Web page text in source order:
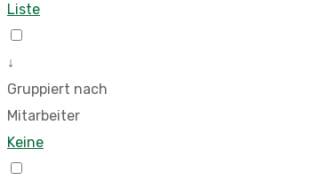
Liste
↓
Gruppiert nach
Mitarbeiter
Keine